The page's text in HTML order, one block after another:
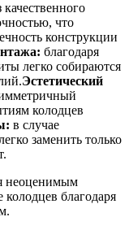
что
конструкции
благодаря
легко собираются
Эстетический
колодцев
в случае
заменить только
неоценимым
благодаря